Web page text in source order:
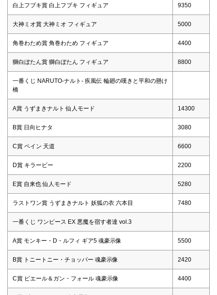
白上フブキ賞 白上フブキ フィギュア 9350
大神ミオ賞 大神ミオ フィギュア 5000
角巻わため賞 角巻わため フィギュア 4400
獅白ぼたん賞 獅白ぼたん フィギュア 8800
一番くじ NARUTO-ナルト- 疾風伝 輪廻の嘆きと平和の懸け
橋
A賞 うずまきナルト 仙人モード 14300
B賞 日向ヒナタ 3080
C賞 ペイン 天道 6600
D賞 キラービー 2200
E賞 自来也 仙人モード 5280
ラストワン賞 うずまきナルト 妖狐の衣 六本目 7480
一番くじ ワンピース EX 悪魔を宿す者達 vol.3
A賞 モンキー・D・ルフィ ギア5 魂豪示像 5500
B賞 トニートニー・チョッパー 魂豪示像 2420
C賞 ピエール＆ガン・フォール 魂豪示像 4400